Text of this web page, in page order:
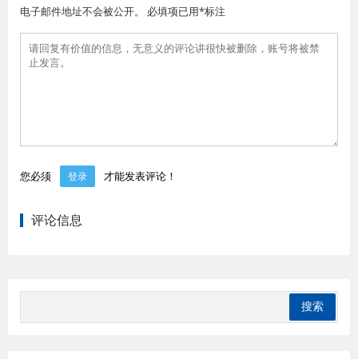
电子邮件地址不会被公开。 必填项已用*标注
您必须 登录 才能发表评论！
评论信息